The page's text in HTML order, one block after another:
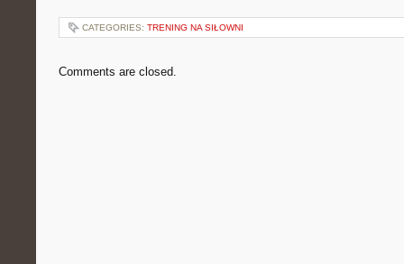
CATEGORIES: TRENING NA SIŁOWNI
Comments are closed.